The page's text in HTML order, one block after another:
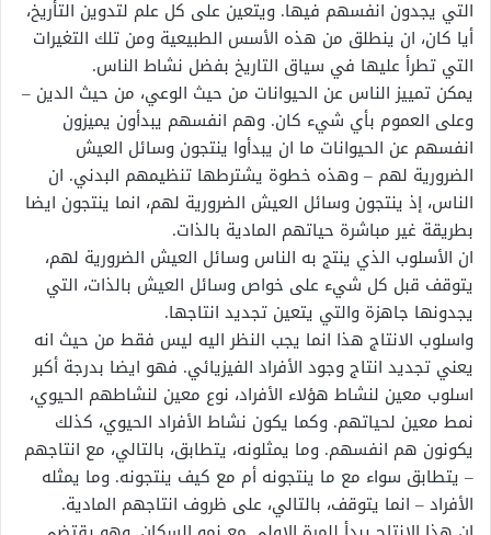
التي يجدون انفسهم فيها. ويتعين على كل علم لتدوين التأريخ،
أيا كان، ان ينطلق من هذه الأسس الطبيعية ومن تلك التغيرات
التي تطرأ عليها في سياق التاريخ بفضل نشاط الناس.
يمكن تمييز الناس عن الحيوانات من حيث الوعي، من حيث الدين –
وعلى العموم بأي شيء كان. وهم انفسهم يبدأون يميزون
انفسهم عن الحيوانات ما ان يبدأوا ينتجون وسائل العيش
الضرورية لهم – وهذه خطوة يشترطها تنظيمهم البدني. ان
الناس، إذ ينتجون وسائل العيش الضرورية لهم، انما ينتجون ايضا
بطريقة غير مباشرة حياتهم المادية بالذات.
ان الأسلوب الذي ينتج به الناس وسائل العيش الضرورية لهم،
يتوقف قبل كل شيء على خواص وسائل العيش بالذات، التي
يجدونها جاهزة والتي يتعين تجديد انتاجها.
واسلوب الانتاج هذا انما يجب النظر اليه ليس فقط من حيث انه
يعني تجديد انتاج وجود الأفراد الفيزيائي. فهو ايضا بدرجة أكبر
اسلوب معين لنشاط هؤلاء الأفراد، نوع معين لنشاطهم الحيوي،
نمط معين لحياتهم. وكما يكون نشاط الأفراد الحيوي، كذلك
يكونون هم انفسهم. وما يمثلونه، يتطابق، بالتالي، مع انتاجهم
– يتطابق سواء مع ما ينتجونه أم مع كيف ينتجونه. وما يمثله
الأفراد – انما يتوقف، بالتالي، على ظروف انتاجهم المادية.